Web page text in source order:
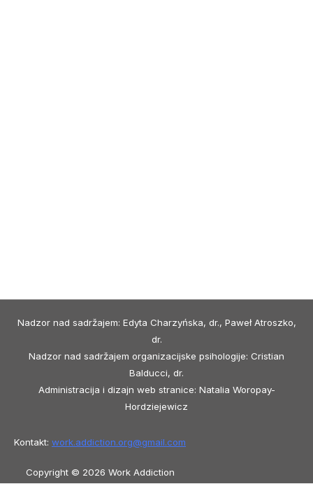
Nadzor nad sadržajem: Edyta Charzyńska, dr., Paweł Atroszko,
dr.
Nadzor nad sadržajem organizacijske psihologije: Cristian
Balducci, dr.
Administracija i dizajn web stranice: Natalia Woropay-
Hordziejewicz
Kontakt: work.addiction.org@gmail.com
Copyright © 2026 Work Addiction